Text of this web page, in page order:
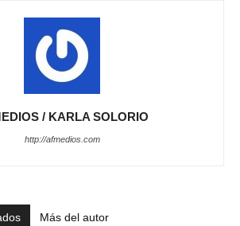
/ KARLA SOLORIO
http://afmedios.com
Más del autor